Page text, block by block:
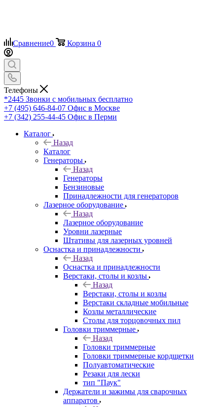
Сравнение0 Корзина 0
Телефоны
*2445 Звонки с мобильных бесплатно
+7 (495) 646-84-07 Офис в Москве
+7 (342) 255-44-45 Офис в Перми
Каталог
Назад
Каталог
Генераторы
Назад
Генераторы
Бензиновые
Принадлежности для генераторов
Лазерное оборудование
Назад
Лазерное оборудование
Уровни лазерные
Штативы для лазерных уровней
Оснастка и принадлежности
Назад
Оснастка и принадлежности
Верстаки, столы и козлы
Назад
Верстаки, столы и козлы
Верстаки складные мобильные
Козлы металлические
Столы для торцовочных пил
Головки триммерные
Назад
Головки триммерные
Головки триммерные кордщетки
Полуавтоматические
Резаки для лески
тип "Паук"
Держатели и зажимы для сварочных
аппаратов